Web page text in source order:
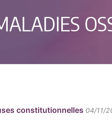
constitutionnelles 04/11/